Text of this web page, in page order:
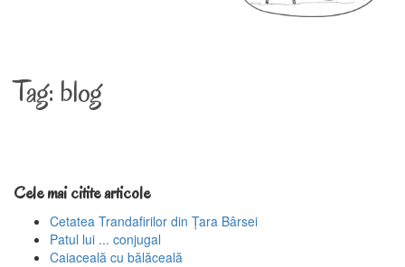
Tag: blog
Cele mai citite articole
Cetatea Trandafirilor din Țara Bârsei
Patul lui ... conjugal
Caiaceală cu bălăceală